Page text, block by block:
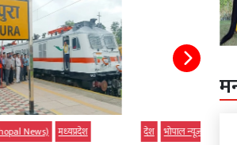
देश भोपाल न्यूज़ (Bhopal News) मध्‍यप्रदेश